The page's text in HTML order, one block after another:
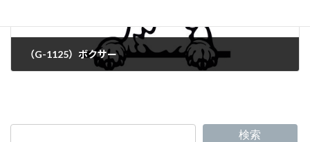
（G-1125）ボクサー
検索